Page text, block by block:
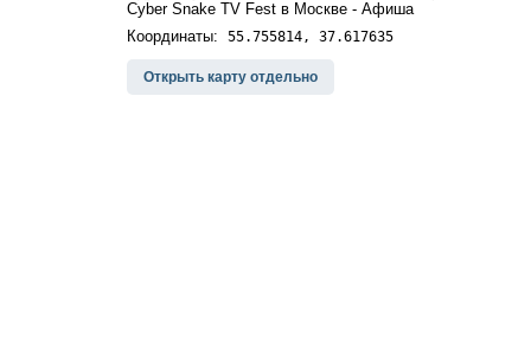
Cyber Snake TV Fest в Москве - Афиша
Координаты: 55.755814, 37.617635
Открыть карту отдельно